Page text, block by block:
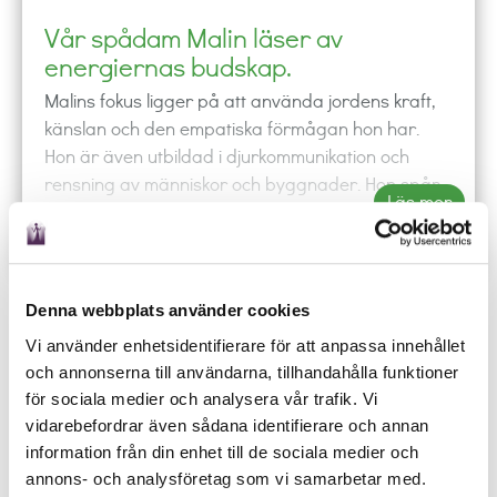
Denna webbplats använder cookies
Vi använder enhetsidentifierare för att anpassa innehållet
och annonserna till användarna, tillhandahålla funktioner
för sociala medier och analysera vår trafik. Vi
vidarebefordrar även sådana identifierare och annan
information från din enhet till de sociala medier och
annons- och analysföretag som vi samarbetar med.
Vår spådam Malin läser av
energiernas budskap.
Malins fokus ligger på att använda jordens kraft,
känslan och den empatiska förmågan hon har.
Hon är även utbildad i djurkommunikation och
rensning av människor och byggnader. Hon spår
genom att använda kraftfälten som finns runt oss
och läser av energierna. I första hand använder
hon sin egen kropp som verktyg, för den tycker
vissa sammanhang kan hon använda pendel eller
pinnar. Hon frågar sig själv ja- och nejfrågor och
får svar av pendeln. Malin får in bilder, och känslor
i sin kropp och hon är också klart seende till
andevärlden, så om någon från andevärlden eller
djurvärlden vill säga något kan hon förmedla det.
Hon jobbar även tillsammans med sina hundar om
Läs mer
RING KÖP BOKA MAIL
event
SCHEMA
Ring någon av våra duktiga spådamer och låt de
besvara dina frågor oavsett om det gäller kärlek,
arbete eller budskap från universum.